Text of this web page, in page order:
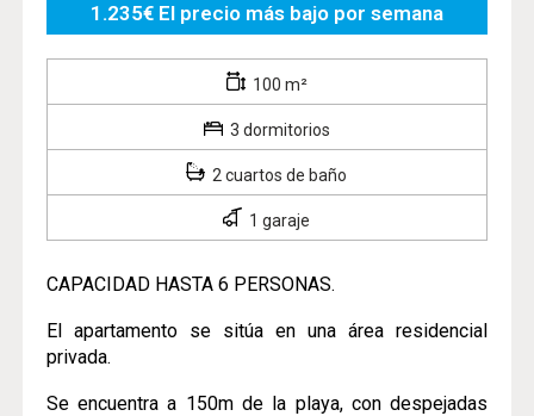
1.235€ El precio más bajo por semana
100 m²
3 dormitorios
2 cuartos de baño
1 garaje
CAPACIDAD HASTA 6 PERSONAS.
El apartamento se sitúa en una área residencial
privada.
Se encuentra a 150m de la playa, con despejadas